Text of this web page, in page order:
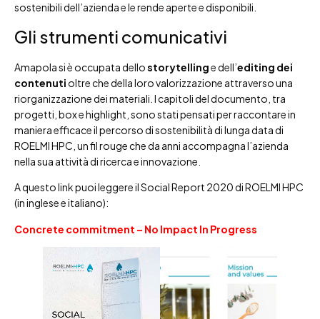
sostenibili dell’azienda e le rende aperte e disponibili.
Gli strumenti comunicativi
Amapola si è occupata dellostorytellinge dell’editing dei
contenuti oltre che della loro valorizzazione attraverso una
riorganizzazione dei materiali. I capitoli del documento, tra
progetti, box e highlight, sono stati pensati per raccontare in
maniera efficace il percorso di sostenibilità di lunga data di
ROELMI HPC, un fil rouge che da anni accompagna l’azienda
nella sua attività di ricerca e innovazione.
A questo link puoi leggere il Social Report 2020 di ROELMI HPC
(in inglese e italiano):
Concrete commitment – No Impact In Progress